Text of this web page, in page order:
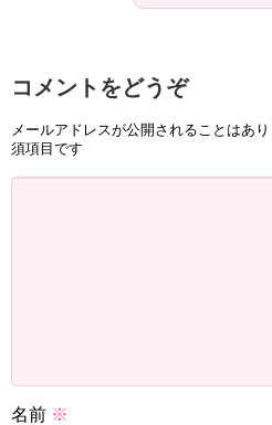
コメントをどうぞ
メールアドレスが公開されることはあり
須項目です
名前 ※